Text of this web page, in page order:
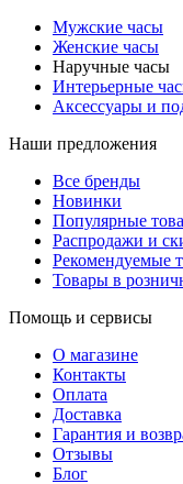
Мужские часы
Женские часы
Наручные часы
Интерьерные
Аксессуары и
Наши предложения
Все бренды
Новинки
Популярные
Распродажи и
Рекомендуемые
Товары в
Помощь и сервисы
О магазине
Контакты
Оплата
Доставка
Гарантия и
Отзывы
Блог